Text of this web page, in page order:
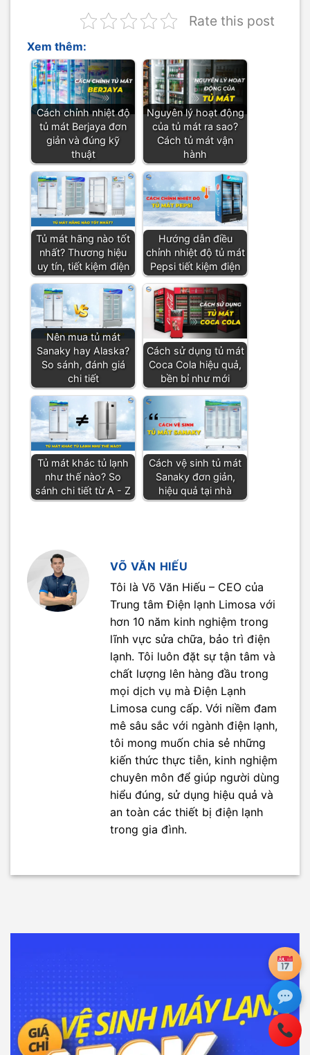
Rate this post
Xem thêm:
Cách chỉnh nhiệt độ
tủ mát Berjaya đơn
giản và đúng kỹ
thuật
Nguyên lý hoạt động
của tủ mát ra sao?
Cách tủ mát vận
hành
Tủ mát hãng nào tốt
nhất? Thương hiệu
uy tín, tiết kiệm điện
Hướng dẫn điều
chỉnh nhiệt độ tủ mát
Pepsi tiết kiệm điện
Nên mua tủ mát
Sanaky hay Alaska?
So sánh, đánh giá
chi tiết
Cách sử dụng tủ mát
Coca Cola hiệu quả,
bền bỉ như mới
Tủ mát khác tủ lạnh
như thế nào? So
sánh chi tiết từ A - Z
Cách vệ sinh tủ mát
Sanaky đơn giản,
hiệu quả tại nhà
VÕ VĂN HIẾU
Tôi là Võ Văn Hiếu – CEO của
Trung tâm Điện lạnh Limosa với
hơn 10 năm kinh nghiệm trong
lĩnh vực sửa chữa, bảo trì điện
lạnh. Tôi luôn đặt sự tận tâm và
chất lượng lên hàng đầu trong
mọi dịch vụ mà Điện Lạnh
Limosa cung cấp. Với niềm đam
mê sâu sắc với ngành điện lạnh,
tôi mong muốn chia sẻ những
kiến thức thực tiễn, kinh nghiệm
chuyên môn để giúp người dùng
hiểu đúng, sử dụng hiệu quả và
an toàn các thiết bị điện lạnh
trong gia đình.